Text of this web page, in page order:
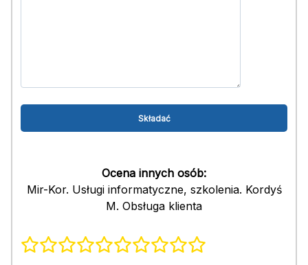
Ocena innych osób:
Mir-Kor. Usługi informatyczne, szkolenia. Kordyś
M. Obsługa klienta